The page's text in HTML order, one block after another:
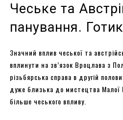
Чеське та
панування.
Значний вплив чеської та
вплинути на зв’язок Вроцлава з
різьбярська справа в другій
дуже близька до мистецтва Малої
більше чеського впливу.